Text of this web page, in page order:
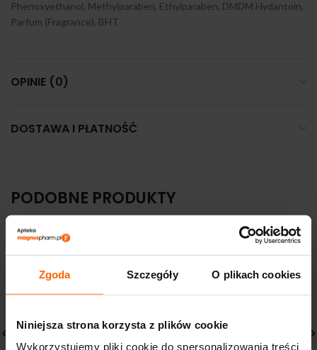
Zgoda Szczegóły O plikach cookies
Niniejsza strona korzysta z plików cookie
Wykorzystujemy pliki cookie do spersonalizowania treści
Phenoxyethanol, Methylparaben, Ethylparaben, DMDM Hydantoin,
Parfum (Fragrance), BHT
OPINIE (0)
DOSTAWA I PŁATNOŚĆ
PODOBNE PRODUKTY